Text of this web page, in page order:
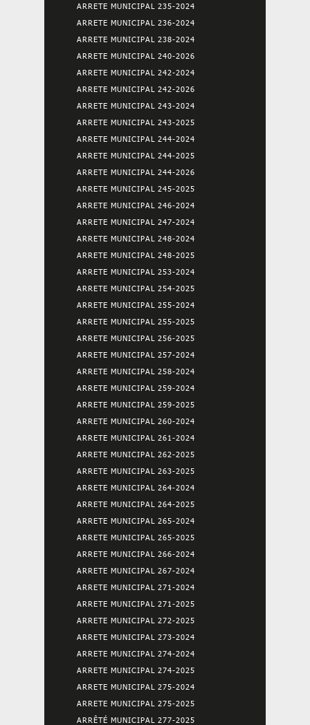
ARRETE MUNICIPAL 235-2024
ARRETE MUNICIPAL 236-2024
ARRETE MUNICIPAL 238-2024
ARRETE MUNICIPAL 240-2026
ARRETE MUNICIPAL 242-2024
ARRETE MUNICIPAL 242-2026
ARRETE MUNICIPAL 243-2024
ARRETE MUNICIPAL 243-2025
ARRETE MUNICIPAL 244-2024
ARRETE MUNICIPAL 244-2025
ARRETE MUNICIPAL 244-2026
ARRETE MUNICIPAL 245-2025
ARRETE MUNICIPAL 246-2024
ARRETE MUNICIPAL 247-2024
ARRETE MUNICIPAL 248-2024
ARRETE MUNICIPAL 248-2025
ARRETE MUNICIPAL 253-2024
ARRETE MUNICIPAL 254-2025
ARRETE MUNICIPAL 255-2024
ARRETE MUNICIPAL 255-2025
ARRETE MUNICIPAL 256-2025
ARRETE MUNICIPAL 257-2024
ARRETE MUNICIPAL 258-2024
ARRETE MUNICIPAL 259-2024
ARRETE MUNICIPAL 259-2025
ARRETE MUNICIPAL 260-2024
ARRETE MUNICIPAL 261-2024
ARRETE MUNICIPAL 262-2025
ARRETE MUNICIPAL 263-2025
ARRETE MUNICIPAL 264-2024
ARRETE MUNICIPAL 264-2025
ARRETE MUNICIPAL 265-2024
ARRETE MUNICIPAL 265-2025
ARRETE MUNICIPAL 266-2024
ARRETE MUNICIPAL 267-2024
ARRETE MUNICIPAL 271-2024
ARRETE MUNICIPAL 271-2025
ARRETE MUNICIPAL 272-2025
ARRETE MUNICIPAL 273-2024
ARRETE MUNICIPAL 274-2024
ARRETE MUNICIPAL 274-2025
ARRETE MUNICIPAL 275-2024
ARRETE MUNICIPAL 275-2025
ARRÊTÉ MUNICIPAL 277-2025